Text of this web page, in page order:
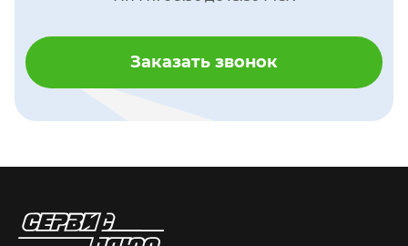
Заказать звонок